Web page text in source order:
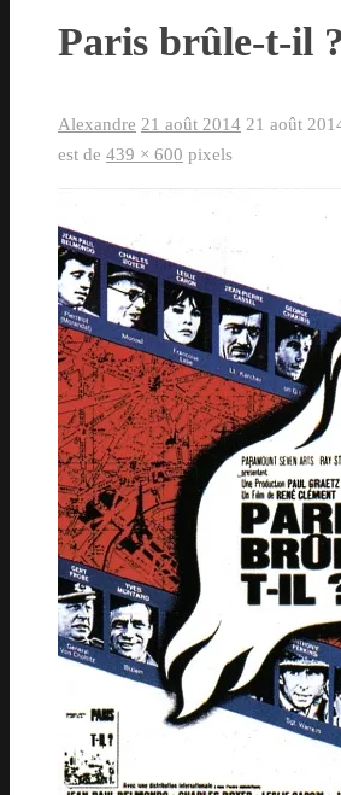
Paris brûle-t-il ?
Alexandre 21 août 2014 21 août
est de 439 × 600 pixels